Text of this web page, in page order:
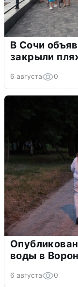
В Сочи
закрыли
6 августа 0
воды в
6 августа 0